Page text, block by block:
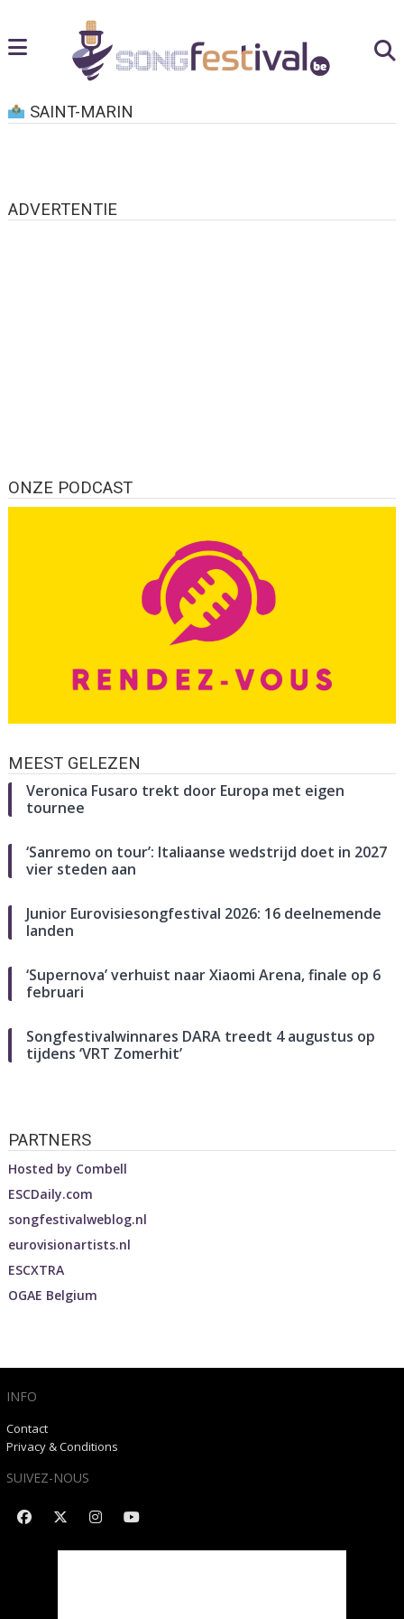
SAINT-MARIN
ADVERTENTIE
ONZE PODCAST
MEEST GELEZEN
Veronica Fusaro trekt door Europa met eigen
tournee
‘Sanremo on tour’: Italiaanse wedstrijd doet in 2027
vier steden aan
Junior Eurovisiesongfestival 2026: 16 deelnemende
landen
‘Supernova’ verhuist naar Xiaomi Arena, finale op 6
februari
Songfestivalwinnares DARA treedt 4 augustus op
tijdens ‘VRT Zomerhit’
PARTNERS
Hosted by Combell
ESCDaily.com
songfestivalweblog.nl
eurovisionartists.nl
ESCXTRA
OGAE Belgium
INFO
Contact
Privacy & Conditions
SUIVEZ-NOUS